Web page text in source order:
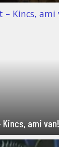
ami van!